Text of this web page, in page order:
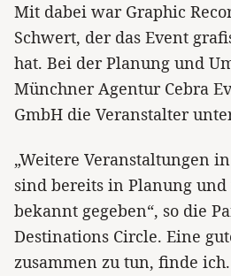
Mit dabei war Graphic
Schwert, der das Event
hat. Bei der Planung und
Münchner Agentur Cebra
GmbH die Veranstalter
„Weitere Veranstaltungen
sind bereits in Planung
bekannt gegeben“, so die
Destinations Circle. Eine
zusammen zu tun, finde